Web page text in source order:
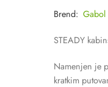
Brend: Gabol
STEADY
Namenjen je
kratkim